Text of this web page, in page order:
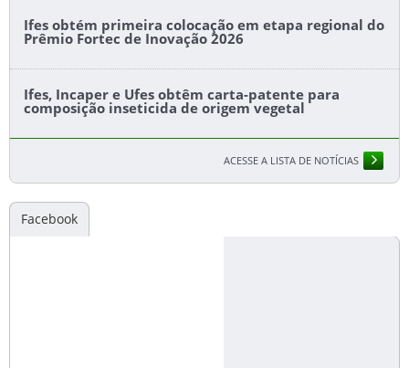
Ifes obtém primeira colocação em etapa regional do
Prêmio Fortec de Inovação 2026
Ifes, Incaper e Ufes obtêm carta-patente para
composição inseticida de origem vegetal
ACESSE A LISTA DE NOTÍCIAS
Facebook